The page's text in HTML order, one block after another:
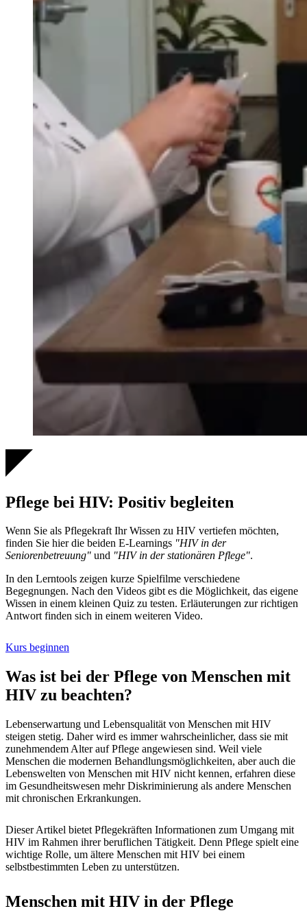
Pflege bei HIV: Positiv begleiten
Wenn Sie als Pflegekraft Ihr Wissen zu HIV vertiefen möchten,
finden Sie hier die beiden E-Learnings "HIV in der
Seniorenbetreuung" und "HIV in der stationären Pflege".
In den Lerntools zeigen kurze Spielfilme verschiedene
Begegnungen. Nach den Videos gibt es die Möglichkeit, das eigene
Wissen in einem kleinen Quiz zu testen. Erläuterungen zur richtigen
Antwort finden sich in einem weiteren Video.
Kurs beginnen
Was ist bei der Pflege von Menschen mit
HIV zu beachten?
Lebenserwartung und Lebensqualität von Menschen mit HIV
steigen stetig. Daher wird es immer wahrscheinlicher, dass sie mit
zunehmendem Alter auf Pflege angewiesen sind. Weil viele
Menschen die modernen Behandlungsmöglichkeiten, aber auch die
Lebenswelten von Menschen mit HIV nicht kennen, erfahren diese
im Gesundheitswesen mehr Diskriminierung als andere Menschen
mit chronischen Erkrankungen.
Dieser Artikel bietet Pflegekräften Informationen zum Umgang mit
HIV im Rahmen ihrer beruflichen Tätigkeit. Denn Pflege spielt eine
wichtige Rolle, um ältere Menschen mit HIV bei einem
selbstbestimmten Leben zu unterstützen.
Menschen mit HIV in der Pflege